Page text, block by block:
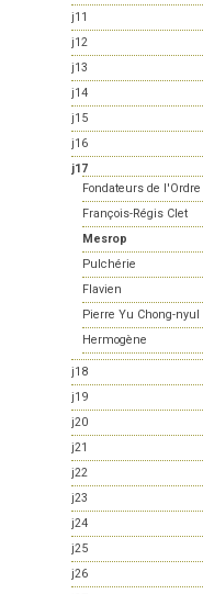
j11
j12
j13
j14
j15
j16
j17
Fondateurs de
François-Régis Clet
Mesrop
Pulchérie
Flavien
Pierre Yu Chong-nyul
Hermogène
j18
j19
j20
j21
j22
j23
j24
j25
j26